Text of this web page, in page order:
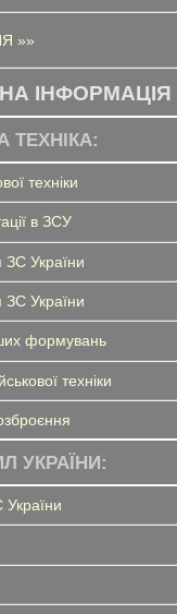
»»
ІНФОРМАЦІЯ
ТЕХНІКА:
техніки
в ЗСУ
України
ЗС України
формувань
техніки
УКРАЇНИ:
України